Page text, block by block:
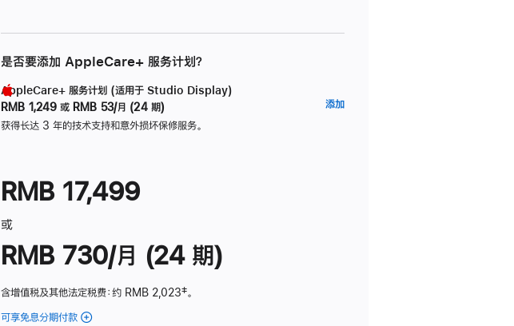
是否要添加 AppleCare+ 服务计划？
AppleCare+ 服务计划 (适用于 Studio Display)
RMB 1,249 或 RMB 53/月 (24 期)
获得长达 3 年的技术支持和意外损坏保修服务。
添加
RMB 17,499
或
RMB 730/月 (24 期)
含增值税及其他法定税费：约 RMB 2,023脚
‡。
可享免息分期付款 (Studio